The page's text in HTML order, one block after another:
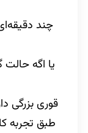
چند
یا اگه حالت
قوری بزرگی
طبق تجربه